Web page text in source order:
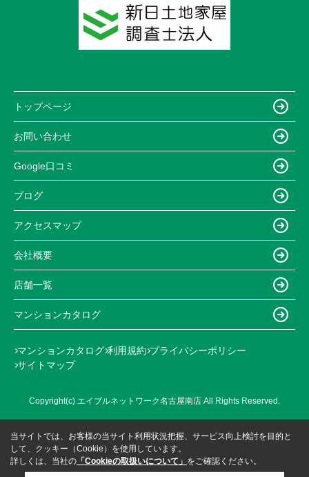
トップページ
お問い合わせ
Google口コミ
ブログ
アクセスマップ
会社概要
店舗一覧
マンションカタログ
マンションカタログ 利用規約 プライバシーポリシー
サイトマップ
Copyright(c) エイブルネットワーク名古屋南店 All Rights Reserved.
当サイトでは、お客様の当サイト利用状況把握、サービス向上検討を目的と
して、クッキー（Cookie）を使用しています。
詳しくは、当社の 「Cookieの取扱いについて」 をご確認ください。